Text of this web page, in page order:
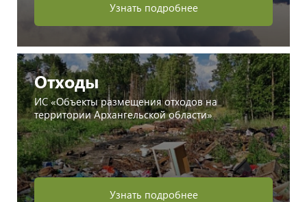
Узнать подробнее
Отходы
ИС «Объекты размещения отходов на
территории Архангельской области»
Узнать подробнее